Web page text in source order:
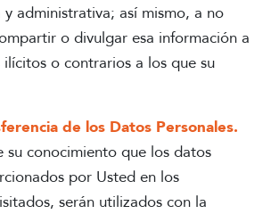
administrativa; así mismo, a no
o divulgar esa información a
o contrarios a los que su
de los Datos Personales.
su conocimiento que los datos
por Usted en los
serán utilizados con la